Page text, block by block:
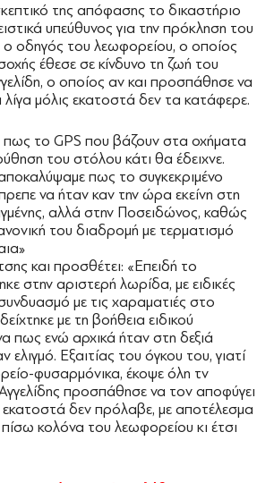
της απόφασης το δικαστήριο
υπεύθυνος για την πρόκληση του
ο οδηγός του λεωφορείου, ο οποίος
έθεσε σε κίνδυνο τη ζωή του
ο οποίος αν και προσπάθησε να
λίγα μόλις εκατοστά δεν τα κατάφερε.
πως το GPS που βάζουν στα οχήματα
του στόλου κάτι θα έδειχνε.
πως το συγκεκριμένο
να ήταν καν την ώρα εκείνη στη
αλλά στην Ποσειδώνος, καθώς
του διαδρομή με τερματισμό
και προσθέτει: «Επειδή το
στην αριστερή λωρίδα, με ειδικές
με τις χαραματιές στο
με τη βοήθεια ειδικού
πως ενώ αρχικά ήταν στη δεξιά
ελιγμό. Εξαιτίας του όγκου του, γιατί
φυσαρμόνικα, έκοψε όλη τν
προσπάθησε να τον αποφύγει
εκατοστά δεν πρόλαβε, με αποτέλεσμα
κολόνα του λεωφορείου κι έτσι